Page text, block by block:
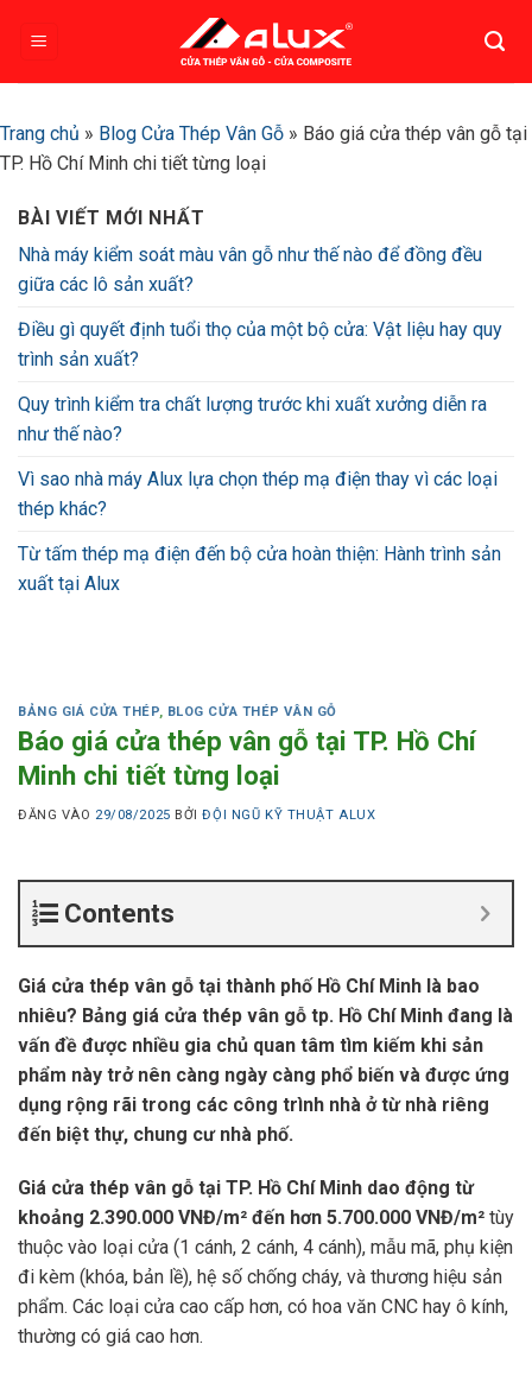
Trang chủ » Blog Cửa Thép Vân Gỗ » Báo giá cửa thép vân gỗ tại
TP. Hồ Chí Minh chi tiết từng loại
BÀI VIẾT MỚI NHẤT
Nhà máy kiểm soát màu vân gỗ như thế nào để đồng đều
giữa các lô sản xuất?
Điều gì quyết định tuổi thọ của một bộ cửa: Vật liệu hay quy
trình sản xuất?
Quy trình kiểm tra chất lượng trước khi xuất xưởng diễn ra
như thế nào?
Vì sao nhà máy Alux lựa chọn thép mạ điện thay vì các loại
thép khác?
Từ tấm thép mạ điện đến bộ cửa hoàn thiện: Hành trình sản
xuất tại Alux
BẢNG GIÁ CỬA THÉP, BLOG CỬA THÉP VÂN GỖ
Báo giá cửa thép vân gỗ tại TP. Hồ Chí
Minh chi tiết từng loại
ĐĂNG VÀO 29/08/2025 BỞIĐỘI NGŨ KỸ THUẬT ALUX
Contents
Giá cửa thép vân gỗ tại thành phố Hồ Chí Minh là bao
nhiêu? Bảng giá cửa thép vân gỗ tp. Hồ Chí Minh đang là
vấn đề được nhiều gia chủ quan tâm tìm kiếm khi sản
phẩm này trở nên càng ngày càng phổ biến và được ứng
dụng rộng rãi trong các công trình nhà ở từ nhà riêng
đến biệt thự, chung cư nhà phố.
Giá cửa thép vân gỗ tại TP. Hồ Chí Minh dao động từ
khoảng 2.390.000 VNĐ/m² đến hơn 5.700.000 VNĐ/m² tùy
thuộc vào loại cửa (1 cánh, 2 cánh, 4 cánh), mẫu mã, phụ kiện
đi kèm (khóa, bản lề), hệ số chống cháy, và thương hiệu sản
phẩm. Các loại cửa cao cấp hơn, có hoa văn CNC hay ô kính,
thường có giá cao hơn.